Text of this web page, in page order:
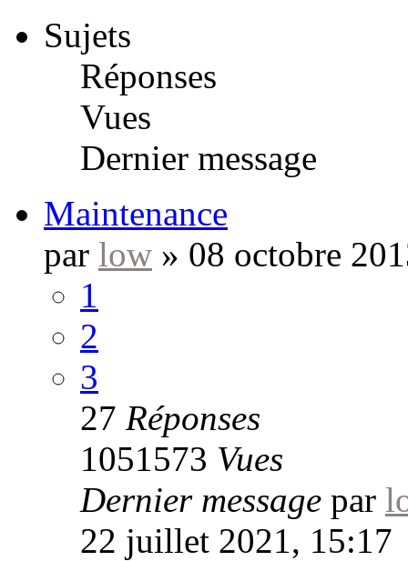
Sujets
Réponses
Vues
Dernier message
Maintenance
par low » 08 octobre
1
2
3
27 Réponses
1051573 Vues
Dernier message par
22 juillet 2021, 15:17